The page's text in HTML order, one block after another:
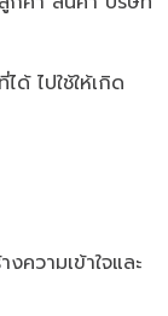
ด้ ไปใช้ให้เกิด
ความเข้าใจและ